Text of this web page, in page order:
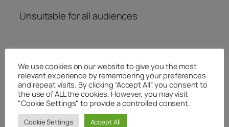
Unsuitable for all audiences
Januar 2006
M
D M D F S
We use cookies on our website to give you the most
relevant experience by remembering your preferences
and repeat visits. By clicking “Accept All”, you consent to
the use of ALL the cookies. However, you may visit
"Cookie Settings" to provide a controlled consent.
Cookie Settings Accept All